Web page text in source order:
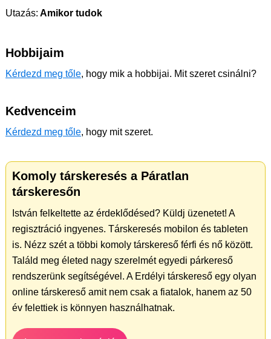
Utazás: Amikor tudok
Hobbijaim
Kérdezd meg tőle, hogy mik a hobbijai. Mit szeret csinálni?
Kedvenceim
Kérdezd meg tőle, hogy mit szeret.
Komoly társkeresés a Páratlan
társkeresőn
István felkeltette az érdeklődésed? Küldj üzenetet! A
regisztráció ingyenes. Társkeresés mobilon és tableten
is. Nézz szét a többi komoly társkereső férfi és nő között.
Találd meg életed nagy szerelmét egyedi párkereső
rendszerünk segítségével. A Erdélyi társkereső egy olyan
online társkereső amit nem csak a fiatalok, hanem az 50
év felettiek is könnyen használhatnak.